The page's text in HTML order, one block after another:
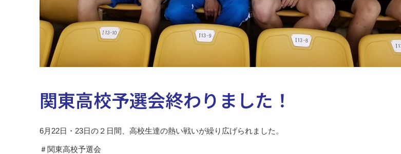
関東高校予選会終わりました！
6月22日・23日の２日間、高校生達の熱い戦いが繰り広げられました。
＃関東高校予選会